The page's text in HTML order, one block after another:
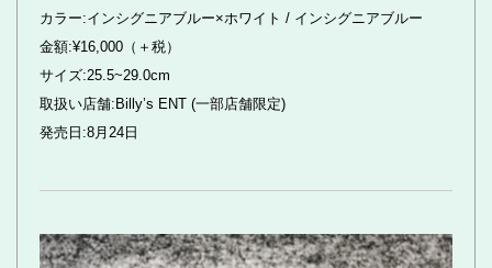
カラー:インシグニアブルー×ホワイト / インシグニアブルー
金額:¥16,000（＋税）
サイズ:25.5~29.0cm
取扱い店舗:Billy’s ENT (一部店舗限定)
発売日:8月24日